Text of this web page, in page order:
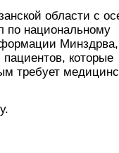
области с
по национальному
которые
требует